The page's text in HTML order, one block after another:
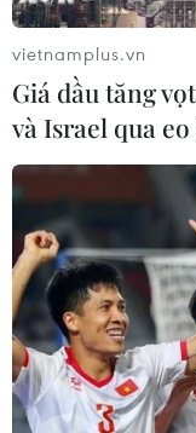
vietnamplus.vn
Giá dầu tăng
và Israel qua